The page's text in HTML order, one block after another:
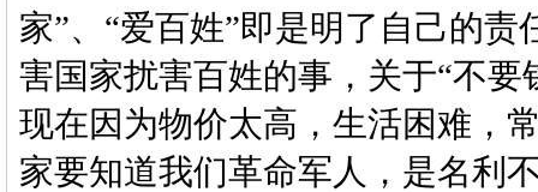
家”、“爱百姓”即是明了自己的
害国家扰害百姓的事，关于“不
现在因为物价太高，生活困难，
家要知道我们革命军人，是名利